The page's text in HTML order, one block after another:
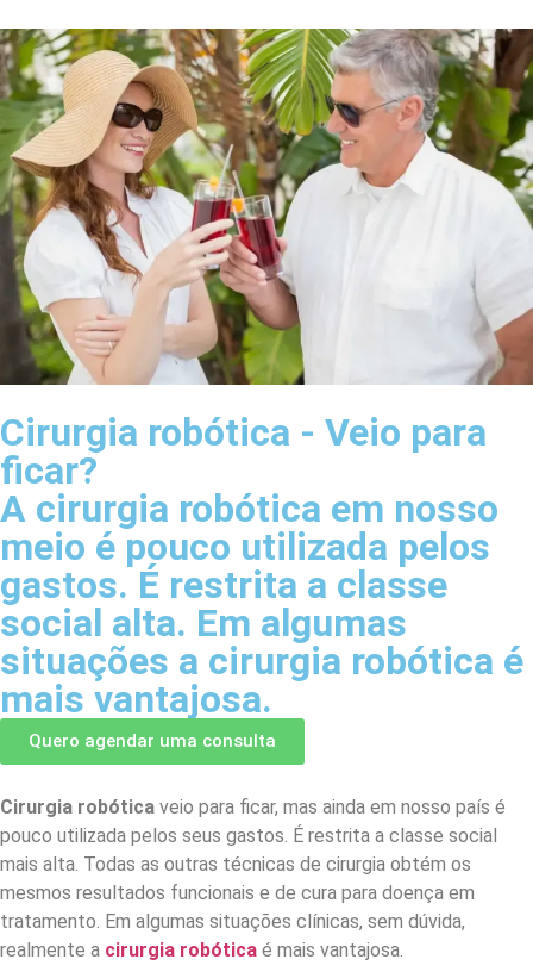
Cirurgia robótica - Veio para
ficar?
A cirurgia robótica em nosso
meio é pouco utilizada pelos
gastos. É restrita a classe
social alta. Em algumas
situações a cirurgia robótica é
mais vantajosa.
Quero agendar uma consulta
Cirurgia robótica veio para ficar, mas ainda em nosso país é
pouco utilizada pelos seus gastos. É restrita a classe social
mais alta. Todas as outras técnicas de cirurgia obtém os
mesmos resultados funcionais e de cura para doença em
tratamento. Em algumas situações clínicas, sem dúvida,
realmente a cirurgia robótica é mais vantajosa.